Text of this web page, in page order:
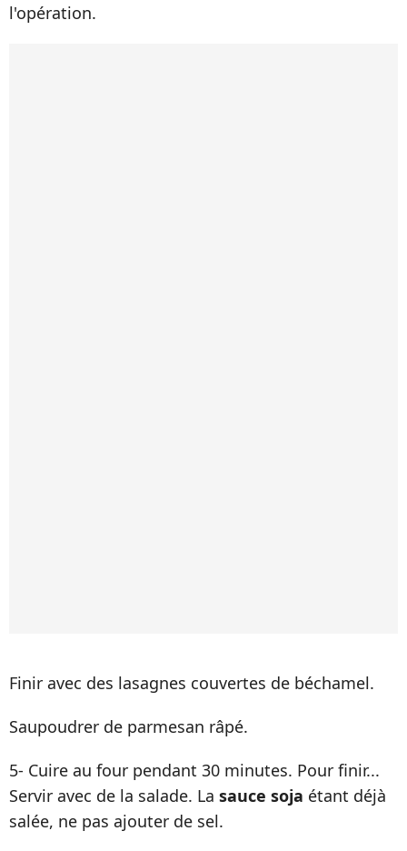
l'opération.
Finir avec des lasagnes couvertes de béchamel.
Saupoudrer de parmesan râpé.
5- Cuire au four pendant 30 minutes. Pour finir...
Servir avec de la salade. La sauce soja étant déjà
salée, ne pas ajouter de sel.